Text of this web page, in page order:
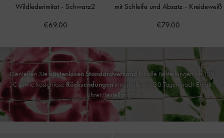
Wildlederimitat - Schwarz2
€69.00
mit Schleife und Absatz - Kreideweiß
€79.00
Genießen Siekostenlosen Standardversand für alle Bestellungen ab 139
€ sowie kostenlose Rücksendungeninnerhalb von 30 Tagen nach Erhalt
Ihrer Bestellung*